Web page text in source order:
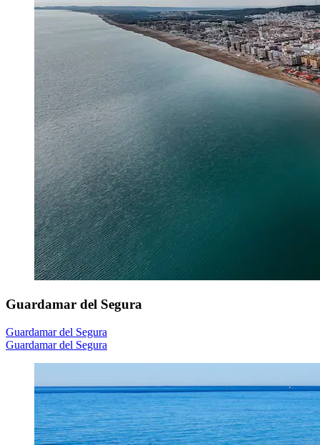
Guardamar del Segura
Guardamar del Segura
Guardamar del Segura